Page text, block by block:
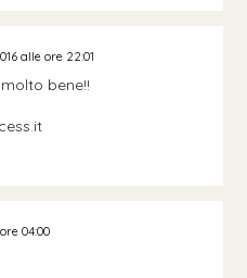
alle ore 22:01
bene!!
04:00